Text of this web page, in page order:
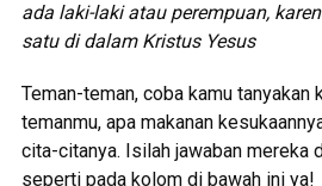
ada laki-laki atau perempuan,
satu di dalam Kristus Yesus
Teman-teman, coba kamu tanyakan
temanmu, apa makanan
cita-citanya. Isilah jawaban mereka
seperti pada kolom di bawah ini ya!